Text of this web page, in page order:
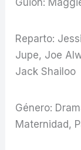
Guion:
Reparto:
Jupe, Joe
Jack Shailoo
Género:
Maternidad,